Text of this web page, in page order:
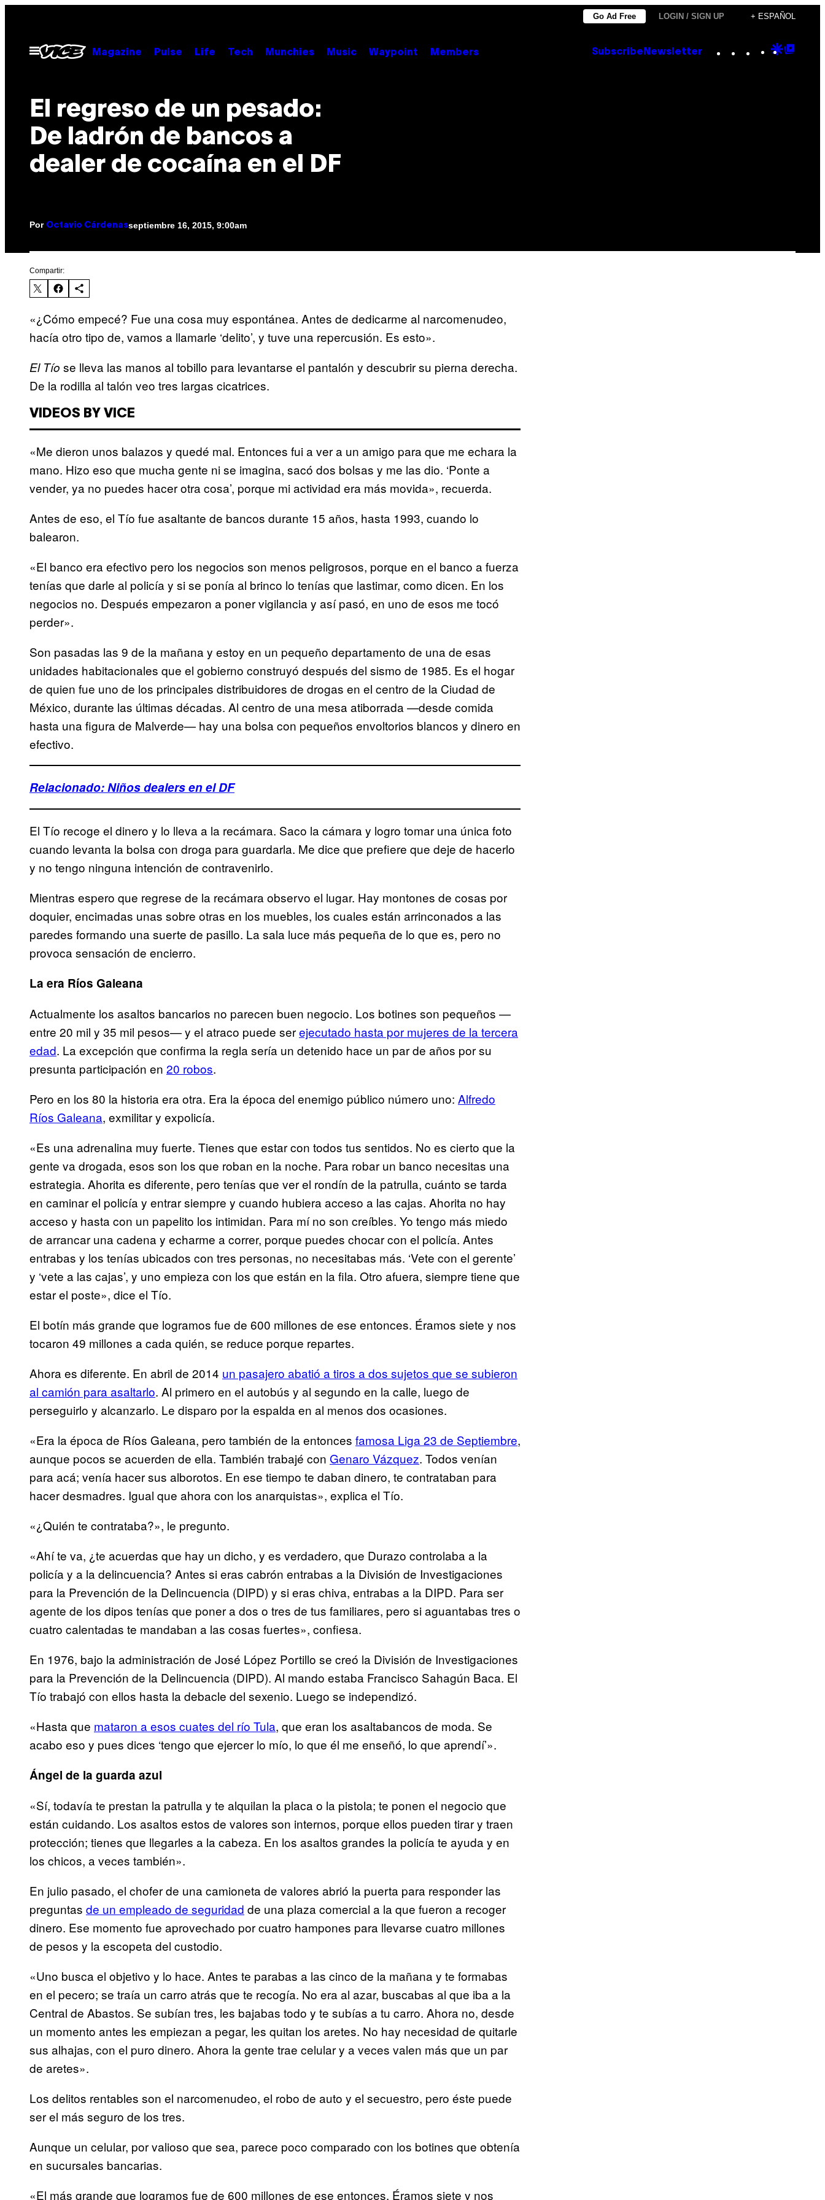
contenido
Go Ad Free LOGIN / SIGN UP + ESPAÑOL
Abrir
Menú
Magazine Pulse Life Tech Munchies Music Waypoint Members Subscribe Newsletter Instagram
TikTok
YouTube
Google
El regreso de un pesado:
De ladrón de bancos a
dealer de cocaína en el DF
Por Octavio Cárdenasseptiembre 16, 2015, 9:00am
Compartir:
«¿Cómo empecé? Fue una cosa muy espontánea. Antes de dedicarme al narcomenudeo,
hacía otro tipo de, vamos a llamarle ‘delito’, y tuve una repercusión. Es esto».
El Tío se lleva las manos al tobillo para levantarse el pantalón y descubrir su pierna derecha.
De la rodilla al talón veo tres largas cicatrices.
VIDEOS BY VICE
«Me dieron unos balazos y quedé mal. Entonces fui a ver a un amigo para que me echara la
mano. Hizo eso que mucha gente ni se imagina, sacó dos bolsas y me las dio. ‘Ponte a
vender, ya no puedes hacer otra cosa’, porque mi actividad era más movida», recuerda.
Antes de eso, el Tío fue asaltante de bancos durante 15 años, hasta 1993, cuando lo
balearon.
«El banco era efectivo pero los negocios son menos peligrosos, porque en el banco a fuerza
tenías que darle al policía y si se ponía al brinco lo tenías que lastimar, como dicen. En los
negocios no. Después empezaron a poner vigilancia y así pasó, en uno de esos me tocó
perder».
Son pasadas las 9 de la mañana y estoy en un pequeño departamento de una de esas
unidades habitacionales que el gobierno construyó después del sismo de 1985. Es el hogar
de quien fue uno de los principales distribuidores de drogas en el centro de la Ciudad de
México, durante las últimas décadas. Al centro de una mesa atiborrada —desde comida
hasta una figura de Malverde— hay una bolsa con pequeños envoltorios blancos y dinero en
efectivo.
Relacionado: Niños dealers en el DF
El Tío recoge el dinero y lo lleva a la recámara. Saco la cámara y logro tomar una única foto
cuando levanta la bolsa con droga para guardarla. Me dice que prefiere que deje de hacerlo
y no tengo ninguna intención de contravenirlo.
Mientras espero que regrese de la recámara observo el lugar. Hay montones de cosas por
doquier, encimadas unas sobre otras en los muebles, los cuales están arrinconados a las
paredes formando una suerte de pasillo. La sala luce más pequeña de lo que es, pero no
provoca sensación de encierro.
La era Ríos Galeana
Actualmente los asaltos bancarios no parecen buen negocio. Los botines son pequeños —
entre 20 mil y 35 mil pesos— y el atraco puede serejecutado hasta por mujeres de la tercera
edad. La excepción que confirma la regla sería un detenido hace un par de años por su
presunta participación en 20 robos.
Pero en los 80 la historia era otra. Era la época del enemigo público número uno: Alfredo
Ríos Galeana, exmilitar y expolicía.
«Es una adrenalina muy fuerte. Tienes que estar con todos tus sentidos. No es cierto que la
gente va drogada, esos son los que roban en la noche. Para robar un banco necesitas una
estrategia. Ahorita es diferente, pero tenías que ver el rondín de la patrulla, cuánto se tarda
en caminar el policía y entrar siempre y cuando hubiera acceso a las cajas. Ahorita no hay
acceso y hasta con un papelito los intimidan. Para mí no son creíbles. Yo tengo más miedo
de arrancar una cadena y echarme a correr, porque puedes chocar con el policía. Antes
entrabas y los tenías ubicados con tres personas, no necesitabas más. ‘Vete con el gerente’
y ‘vete a las cajas’, y uno empieza con los que están en la fila. Otro afuera, siempre tiene que
estar el poste», dice el Tío.
El botín más grande que logramos fue de 600 millones de ese entonces. Éramos siete y nos
tocaron 49 millones a cada quién, se reduce porque repartes.
Ahora es diferente. En abril de 2014 un pasajero abatió a tiros a dos sujetos que se subieron
al camión para asaltarlo. Al primero en el autobús y al segundo en la calle, luego de
perseguirlo y alcanzarlo. Le disparo por la espalda en al menos dos ocasiones.
«Era la época de Ríos Galeana, pero también de la entonces famosa Liga 23 de Septiembre,
aunque pocos se acuerden de ella. También trabajé con Genaro Vázquez. Todos venían
para acá; venía hacer sus alborotos. En ese tiempo te daban dinero, te contrataban para
hacer desmadres. Igual que ahora con los anarquistas», explica el Tío.
«¿Quién te contrataba?», le pregunto.
«Ahí te va, ¿te acuerdas que hay un dicho, y es verdadero, que Durazo controlaba a la
policía y a la delincuencia? Antes si eras cabrón entrabas a la División de Investigaciones
para la Prevención de la Delincuencia (DIPD) y si eras chiva, entrabas a la DIPD. Para ser
agente de los dipos tenías que poner a dos o tres de tus familiares, pero si aguantabas tres o
cuatro calentadas te mandaban a las cosas fuertes», confiesa.
En 1976, bajo la administración de José López Portillo se creó la División de Investigaciones
para la Prevención de la Delincuencia (DIPD). Al mando estaba Francisco Sahagún Baca. El
Tío trabajó con ellos hasta la debacle del sexenio. Luego se independizó.
«Hasta que mataron a esos cuates del río Tula, que eran los asaltabancos de moda. Se
acabo eso y pues dices ‘tengo que ejercer lo mío, lo que él me enseñó, lo que aprendí’».
Ángel de la guarda azul
«Sí, todavía te prestan la patrulla y te alquilan la placa o la pistola; te ponen el negocio que
están cuidando. Los asaltos estos de valores son internos, porque ellos pueden tirar y traen
protección; tienes que llegarles a la cabeza. En los asaltos grandes la policía te ayuda y en
los chicos, a veces también».
En julio pasado, el chofer de una camioneta de valores abrió la puerta para responder las
preguntas de un empleado de seguridad de una plaza comercial a la que fueron a recoger
dinero. Ese momento fue aprovechado por cuatro hampones para llevarse cuatro millones
de pesos y la escopeta del custodio.
«Uno busca el objetivo y lo hace. Antes te parabas a las cinco de la mañana y te formabas
en el pecero; se traía un carro atrás que te recogía. No era al azar, buscabas al que iba a la
Central de Abastos. Se subían tres, les bajabas todo y te subías a tu carro. Ahora no, desde
un momento antes les empiezan a pegar, les quitan los aretes. No hay necesidad de quitarle
sus alhajas, con el puro dinero. Ahora la gente trae celular y a veces valen más que un par
de aretes».
Los delitos rentables son el narcomenudeo, el robo de auto y el secuestro, pero éste puede
ser el más seguro de los tres.
Aunque un celular, por valioso que sea, parece poco comparado con los botines que obtenía
en sucursales bancarias.
«El más grande que logramos fue de 600 millones de ese entonces. Éramos siete y nos